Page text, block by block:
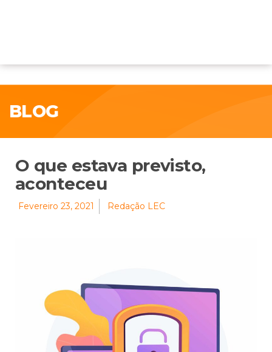
BLOG
O que estava previsto,
aconteceu
Fevereiro 23, 2021 Redação LEC